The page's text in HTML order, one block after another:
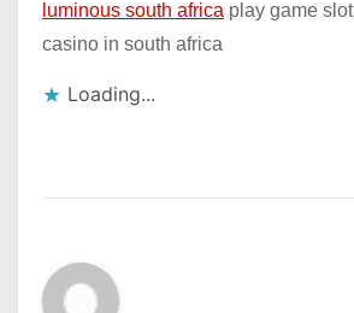
luminous south africa play game
casino in south africa
Loading...